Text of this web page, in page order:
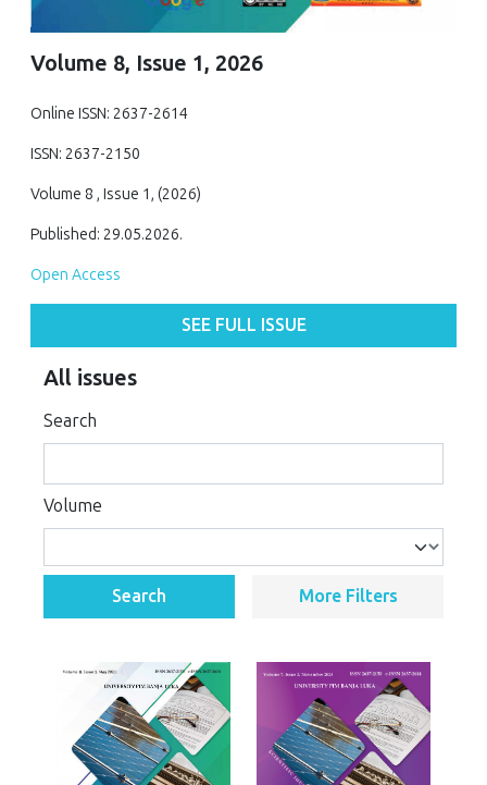
Volume 8, Issue 1, 2026
Online ISSN: 2637-2614
ISSN: 2637-2150
Volume 8 , Issue 1, (2026)
Published: 29.05.2026.
Open Access
SEE FULL ISSUE
All issues
Search
Volume
Search More Filters